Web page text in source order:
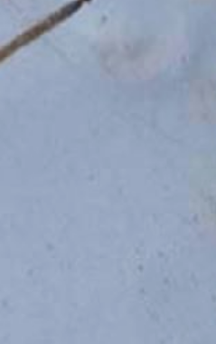
Теодор Коккерелл, исследуя юг
это удивительное
был назван вид, ставший
Чарльза Александера,
по комарам-долгоножкам.
обнаруженные на
собой не только необычное
внимания с точки зрения
питаются кровью человека, не
но остаются интересными
энтомологами. В Хехцирском
46 видов настоящих
разнообразных по
исследований
также менее известные
комары Trichoceridae, которые,
своей уникальной
на длинных ногах. На